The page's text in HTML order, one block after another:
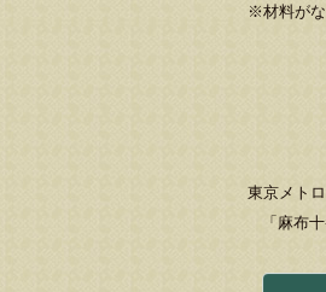
※材料が
東京メト
「麻布